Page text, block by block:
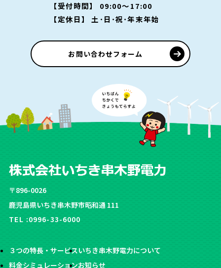
【受付時間】 09:00～17:00
【定休日】 土･日･祝･年末年始
お問い合わせフォーム
〒896-0026
鹿児島県いちき串木野市昭和通 111
TEL :0996-33-6000
３つの特長・サービス
料金シミュレーション
いちき串木野電力について
お知らせ